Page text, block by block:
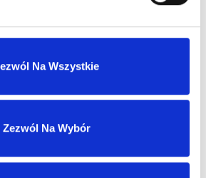
Na Wszystkie
Zezwól Na Wybór
się z nami